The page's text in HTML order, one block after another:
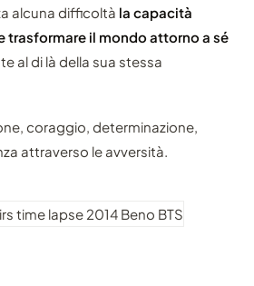
alcuna difficoltà la capacità
trasformare il mondo attorno a sé
al di là della sua stessa
coraggio, determinazione,
attraverso le avversità.